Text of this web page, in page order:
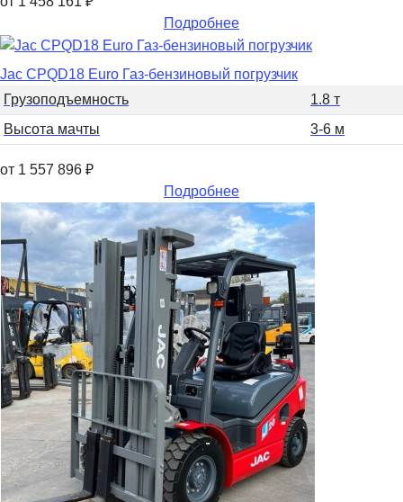
Подробнее
Jac CPQD18 Euro Газ-бензиновый погрузчик
Грузоподъемность
1.8 т
Высота мачты
3-6 м
от 1 557 896 ₽
Подробнее